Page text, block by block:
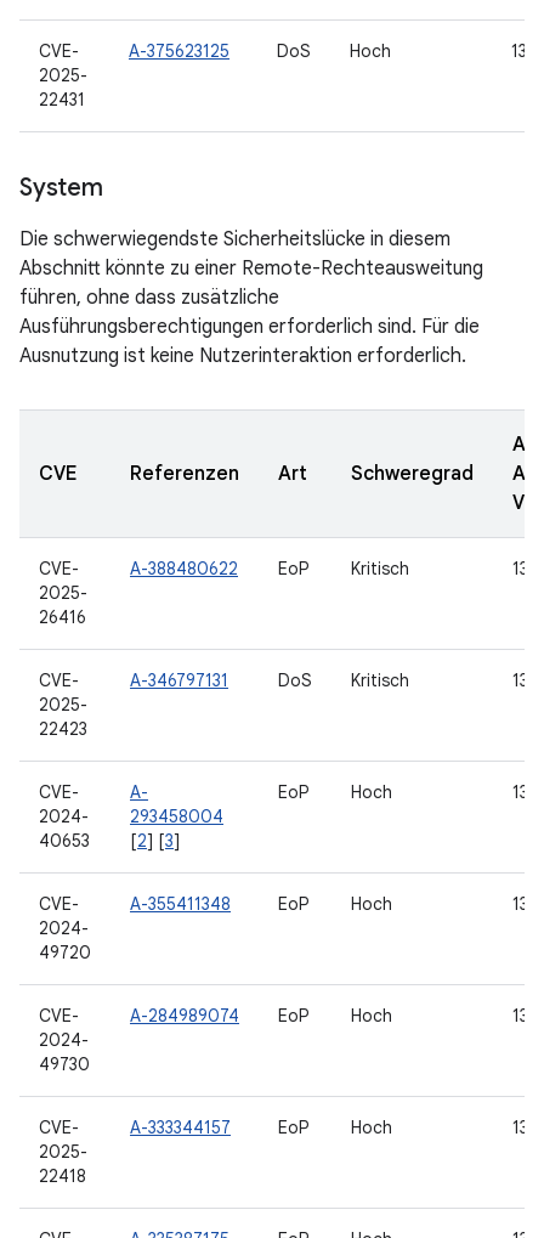
CVE-
2025-
22431
A-375623125 DoS Hoch 13,
System
Die schwerwiegendste Sicherheitslücke in diesem
Abschnitt könnte zu einer Remote-Rechteausweitung
führen, ohne dass zusätzliche
Ausführungsberechtigungen erforderlich sind. Für die
Ausnutzung ist keine Nutzerinteraktion erforderlich.
CVE Referenzen Art Schweregrad
CVE-
2025-
26416
A-388480622 EoP Kritisch 13,
CVE-
2025-
22423
A-346797131 DoS Kritisch 13,
CVE-
2024-
40653
A-
293458004
[2] [3]
EoP Hoch 13,
CVE-
2024-
49720
A-355411348 EoP Hoch 13,
CVE-
2024-
49730
A-284989074 EoP Hoch 13,
CVE-
2025-
22418
A-333344157 EoP Hoch 13,